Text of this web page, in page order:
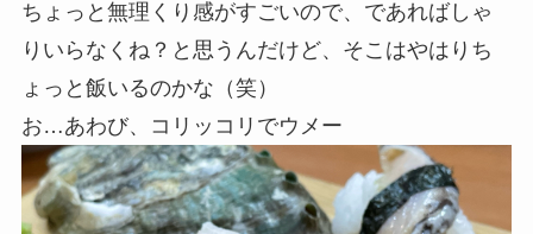
ちょっと無理くり感がすごいので、であればしゃ
りいらなくね？と思うんだけど、そこはやはりち
ょっと飯いるのかな（笑）
お…あわび、コリッコリでウメー